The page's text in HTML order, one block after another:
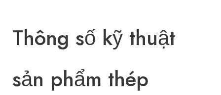
Thông số kỹ thuật
sản phẩm thép